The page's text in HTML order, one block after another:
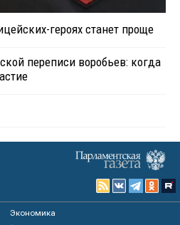
героях станет проще
переписи воробьев: когда
Экономика